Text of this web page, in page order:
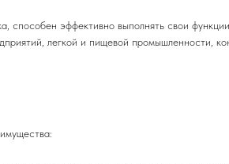
способен эффективно выполнять свои
легкой и пищевой промышленности,